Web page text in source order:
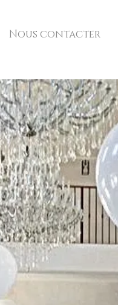
Nous contacter